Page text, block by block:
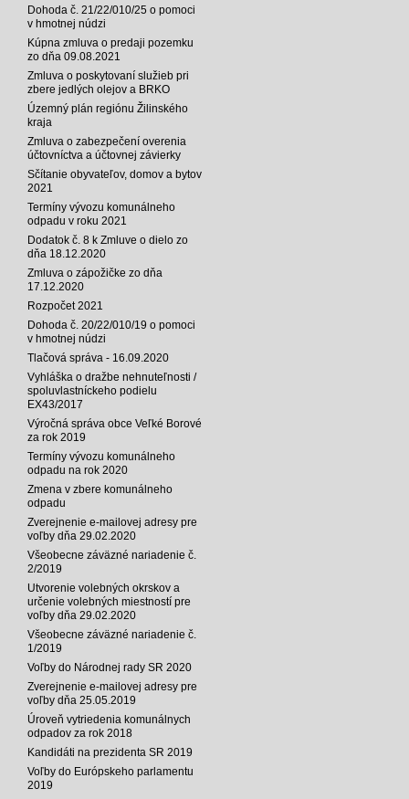
Dohoda č. 21/22/010/25 o pomoci
v hmotnej núdzi
Kúpna zmluva o predaji pozemku
zo dňa 09.08.2021
Zmluva o poskytovaní služieb pri
zbere jedlých olejov a BRKO
Územný plán regiónu Žilinského
kraja
Zmluva o zabezpečení overenia
účtovníctva a účtovnej závierky
Sčítanie obyvateľov, domov a bytov
2021
Termíny vývozu komunálneho
odpadu v roku 2021
Dodatok č. 8 k Zmluve o dielo zo
dňa 18.12.2020
Zmluva o zápožičke zo dňa
17.12.2020
Rozpočet 2021
Dohoda č. 20/22/010/19 o pomoci
v hmotnej núdzi
Tlačová správa - 16.09.2020
Vyhláška o dražbe nehnuteľnosti /
spoluvlastníckeho podielu
EX43/2017
Výročná správa obce Veľké Borové
za rok 2019
Termíny vývozu komunálneho
odpadu na rok 2020
Zmena v zbere komunálneho
odpadu
Zverejnenie e-mailovej adresy pre
voľby dňa 29.02.2020
Všeobecne záväzné nariadenie č.
2/2019
Utvorenie volebných okrskov a
určenie volebných miestností pre
voľby dňa 29.02.2020
Všeobecne záväzné nariadenie č.
1/2019
Voľby do Národnej rady SR 2020
Zverejnenie e-mailovej adresy pre
voľby dňa 25.05.2019
Úroveň vytriedenia komunálnych
odpadov za rok 2018
Kandidáti na prezidenta SR 2019
Voľby do Európskeho parlamentu
2019